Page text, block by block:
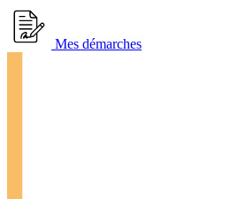
Mes démarches